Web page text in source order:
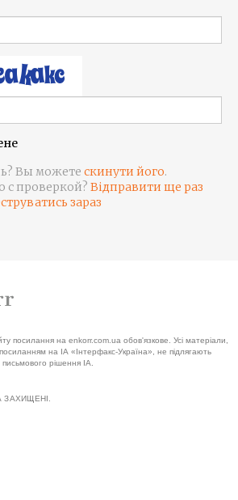
Вы можете скинути його.
с проверкой? Відправити ще раз
зараз
посилання на enkorr.com.ua обов'язкове. Усі матеріали,
на ІА «Інтерфакс-Україна», не підлягають
письмового рішення ІА.
ЗАХИЩЕНІ.